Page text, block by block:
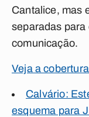
Cantalice, mas
separadas para
comunicação.
Veja a
Calvário:
esquema para